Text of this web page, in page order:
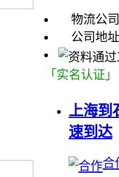
物流公司
公司地址
「实名认证」
上海到
速到达
合